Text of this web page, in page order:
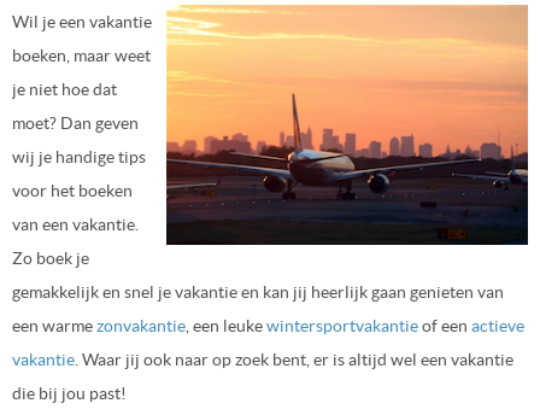
Wil je een vakantie
boeken, maar weet
je niet hoe dat
moet? Dan geven
wij je handige tips
voor het boeken
van een vakantie.
Zo boek je
gemakkelijk en snel je vakantie en kan jij heerlijk gaan genieten van
een warmezonvakantie , een leukewintersportvakantieof een actieve
vakantie . Waar jij ook naar op zoek bent, er is altijd wel een vakantie
die bij jou past!